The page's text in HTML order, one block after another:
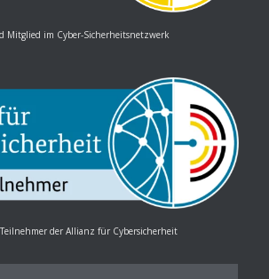
Mitglied im Cyber-Sicherheitsnetzwerk
der Allianz für Cybersicherheit